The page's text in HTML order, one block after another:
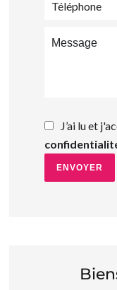
J’ai lu et
ENVOYER